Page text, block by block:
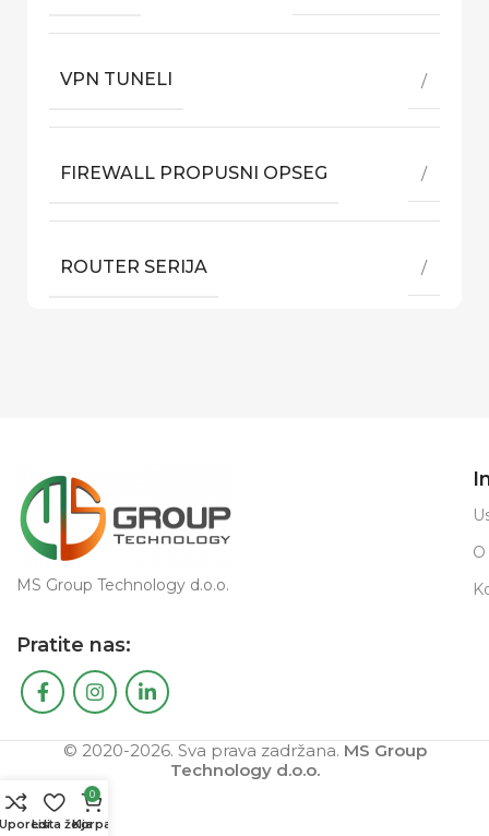
VPN TUNELI /
FIREWALL PROPUSNI OPSEG /
ROUTER SERIJA /
MS Group Technology d.o.o.
Pratite nas:
© 2020-2026. Sva prava zadržana. MS Group
Technology d.o.o.
UporediLista želja
0
Korpa